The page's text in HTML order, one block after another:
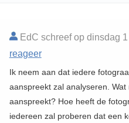
EdC schreef op dinsdag 1
reageer
Ik neem aan dat iedere
aanspreekt zal analyseren.
aanspreekt? Hoe heeft de
iedereen zal proberen dat een